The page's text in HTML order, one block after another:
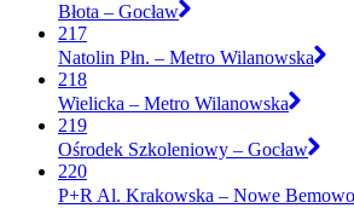
Błota – Gocław
217
Natolin Płn. – Metro Wilanowska
218
Wielicka – Metro Wilanowska
219
Ośrodek Szkoleniowy – Gocław
220
P+R Al. Krakowska – Nowe Bemowo